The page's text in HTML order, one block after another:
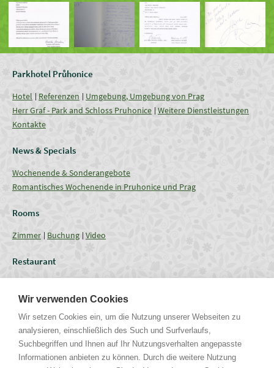
Parkhotel Průhonice
Hotel Referenzen
Umgebung, Umgebung von Prag
Herr Graf - Park and Schloss Pruhonice Weitere Dienstleistungen
Kontakte
News & Specials
Wochenende & Sonderangebote
Romantisches Wochenende in Pruhonice und Prag
Rooms
Zimmer Buchung Video
Restaurant
Tagungsräume Fassungsgrössen
Technische Ausrüstung
Hochzeit & Feste Galerie
Wir verwenden Cookies
Wir setzen Cookies ein, um die Nutzung unserer Webseiten zu
analysieren, einschließlich des Such und Surfverlaufs,
Suchbegriffen und Ihnen auf Ihr Nutzungsverhalten angepasste
Informationen anbieten zu können. Durch die weitere Nutzung